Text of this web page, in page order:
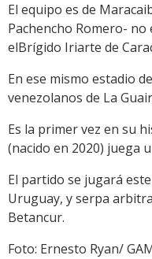
El equipo es de
Pachencho Romero-
elBrígido Iriarte de
En ese mismo estadio
venezolanos de La
Es la primer vez en su
(nacido en 2020) juega
El partido se jugará
Uruguay, y serpa
Betancur.
Foto: Ernesto Ryan/